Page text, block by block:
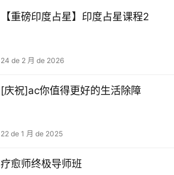
【重磅印度占星】印度占星课程2
24 de 2 月 de 2026
[庆祝]ac你值得更好的生活除障
22 de 1 月 de 2025
疗愈师终极导师班​​​